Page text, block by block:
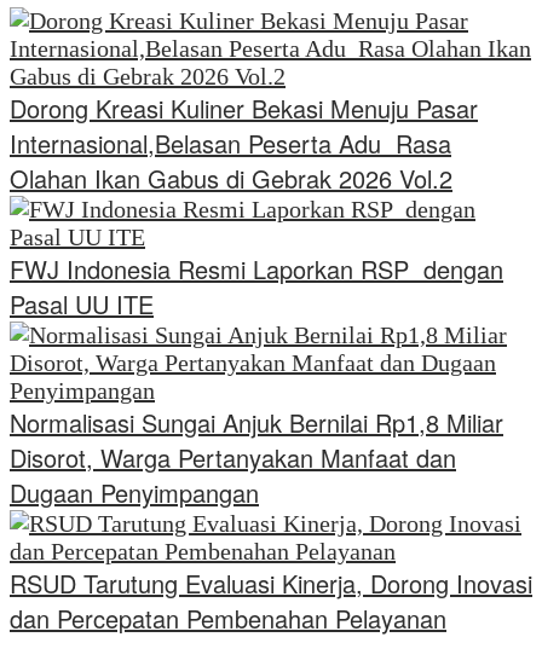
Dorong Kreasi Kuliner Bekasi Menuju Pasar
Internasional,Belasan Peserta Adu Rasa
Olahan Ikan Gabus di Gebrak 2026 Vol.2
FWJ Indonesia Resmi Laporkan RSP dengan
Pasal UU ITE
Normalisasi Sungai Anjuk Bernilai Rp1,8 Miliar
Disorot, Warga Pertanyakan Manfaat dan
Dugaan Penyimpangan
RSUD Tarutung Evaluasi Kinerja, Dorong Inovasi
dan Percepatan Pembenahan Pelayanan